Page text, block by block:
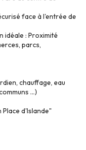
face à l'entrée de
idéale : Proximité
parcs,
chauffage, eau
...)
Place d'Islande"